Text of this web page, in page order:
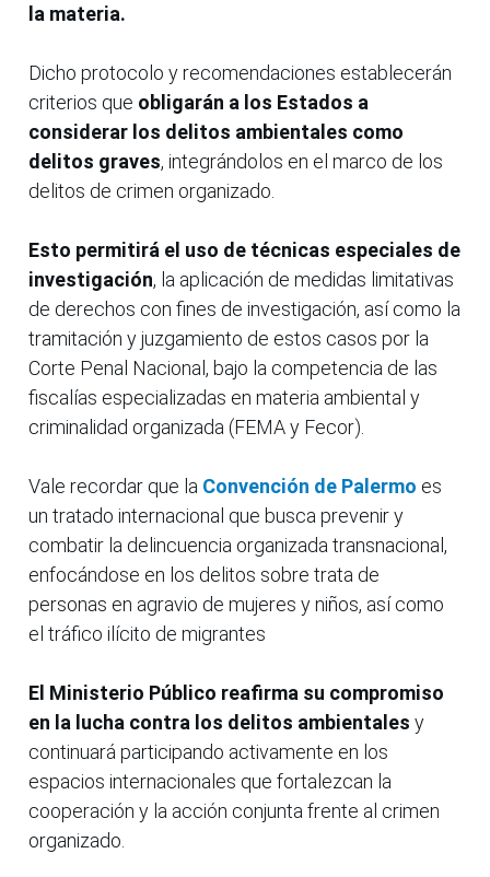
la materia.
Dicho protocolo y recomendaciones establecerán
criterios que obligarán a los Estados a
considerar los delitos ambientales como
delitos graves, integrándolos en el marco de los
delitos de crimen organizado.
Esto permitirá el uso de técnicas especiales de
investigación, la aplicación de medidas limitativas
de derechos con fines de investigación, así como la
tramitación y juzgamiento de estos casos por la
Corte Penal Nacional, bajo la competencia de las
fiscalías especializadas en materia ambiental y
criminalidad organizada (FEMA y Fecor).
Vale recordar que la Convención de Palermo es
un tratado internacional que busca prevenir y
combatir la delincuencia organizada transnacional,
enfocándose en los delitos sobre trata de
personas en agravio de mujeres y niños, así como
el tráfico ilícito de migrantes
El Ministerio Público reafirma su compromiso
en la lucha contra los delitos ambientales y
continuará participando activamente en los
espacios internacionales que fortalezcan la
cooperación y la acción conjunta frente al crimen
organizado.